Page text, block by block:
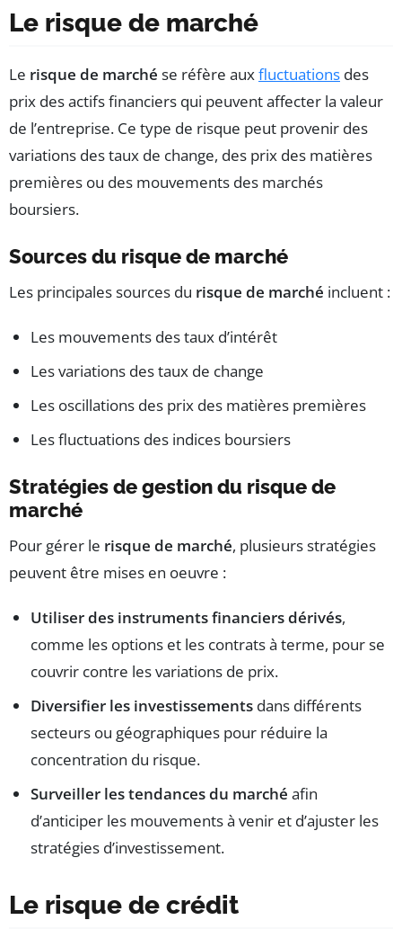
Le risque de marché
Le risque de marché se réfère auxfluctuations des
prix des actifs financiers qui peuvent affecter la valeur
de l’entreprise. Ce type de risque peut provenir des
variations des taux de change, des prix des matières
premières ou des mouvements des marchés
boursiers.
Sources du risque de marché
Les principales sources du risque de marché incluent :
Les mouvements des taux d’intérêt
Les variations des taux de change
Les oscillations des prix des matières premières
Les fluctuations des indices boursiers
Stratégies de gestion du risque de
marché
Pour gérer le risque de marché, plusieurs stratégies
peuvent être mises en oeuvre :
Utiliser des instruments financiers dérivés,
comme les options et les contrats à terme, pour se
couvrir contre les variations de prix.
Diversifier les investissements dans différents
secteurs ou géographiques pour réduire la
concentration du risque.
Surveiller les tendances du marché afin
d’anticiper les mouvements à venir et d’ajuster les
stratégies d’investissement.
Le risque de crédit